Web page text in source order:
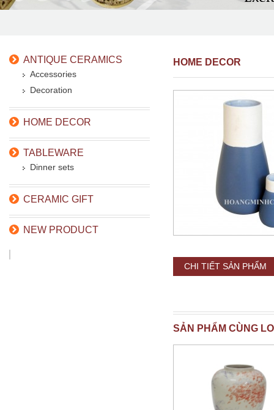
ANTIQUE CERAMICS
Accessories
Decoration
HOME DECOR
TABLEWARE
Dinner sets
CERAMIC GIFT
NEW PRODUCT
HOME DECOR
CHI TIẾT SẢN PHẨM
SẢN PHẨM CÙNG